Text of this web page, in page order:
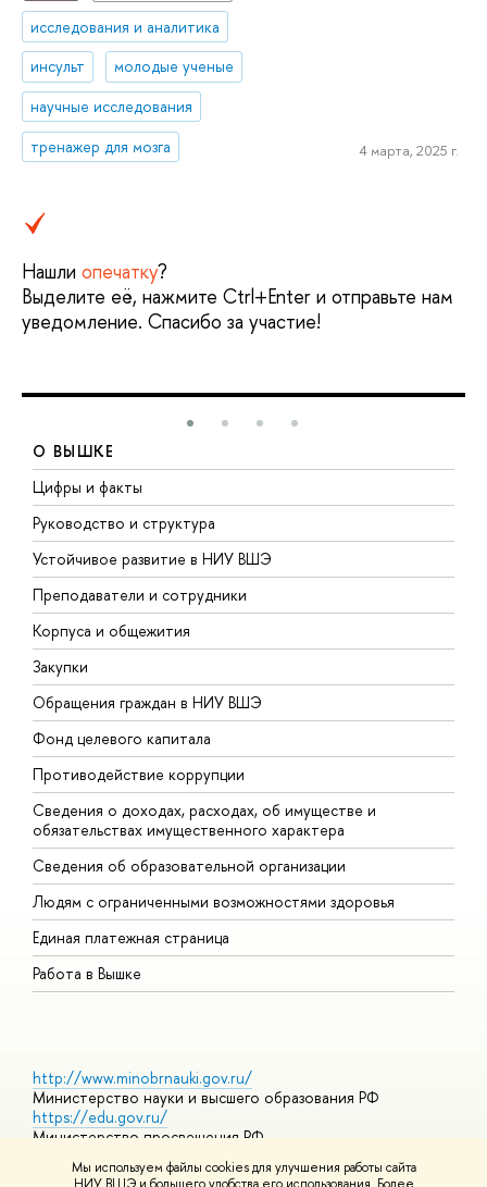
Мы используем файлы cookies для улучшения работы сайта
исследования и аналитика
инсульт
молодые ученые
научные исследования
тренажер для мозга
4 марта, 2025 г.
Нашли опечатку?
Выделите её, нажмите Ctrl+Enter и отправьте нам
уведомление. Спасибо за участие!
О ВЫШКЕ
Цифры и факты
Руководство и структура
Устойчивое развитие в НИУ ВШЭ
Преподаватели и сотрудники
Корпуса и общежития
Закупки
Обращения граждан в НИУ ВШЭ
Фонд целевого капитала
Противодействие коррупции
Сведения о доходах, расходах, об имуществе и
обязательствах имущественного характера
Сведения об образовательной организации
Людям с ограниченными возможностями здоровья
Единая платежная страница
Работа в Вышке
http://www.minobrnauki.gov.ru/
Министерство науки и высшего образования РФ
https://edu.gov.ru/
Министерство просвещения РФ
https://elearning.hse.ru/mooc
Массовые открытые онлайн-курсы